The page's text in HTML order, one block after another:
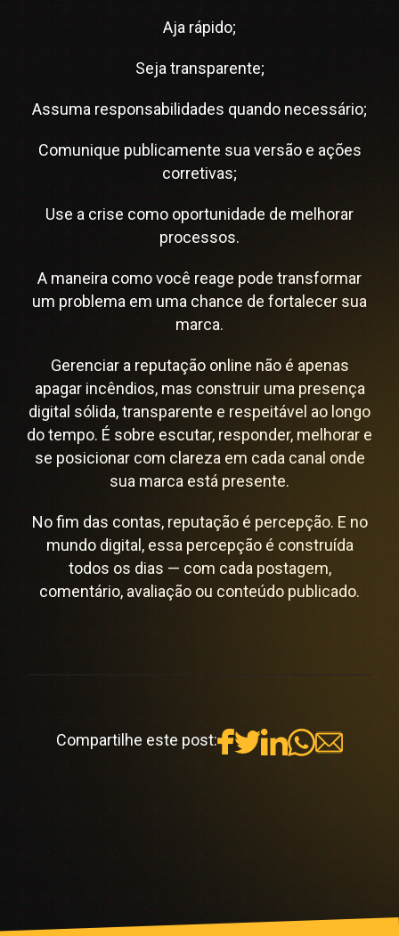
Aja rápido;
Seja transparente;
Assuma responsabilidades quando necessário;
Comunique publicamente sua versão e ações
corretivas;
Use a crise como oportunidade de melhorar
processos.
A maneira como você reage pode transformar
um problema em uma chance de fortalecer sua
marca.
Gerenciar a reputação online não é apenas
apagar incêndios, mas construir uma presença
digital sólida, transparente e respeitável ao longo
do tempo. É sobre escutar, responder, melhorar e
se posicionar com clareza em cada canal onde
sua marca está presente.
No fim das contas, reputação é percepção. E no
mundo digital, essa percepção é construída
todos os dias — com cada postagem,
comentário, avaliação ou conteúdo publicado.
Compartilhe este post: